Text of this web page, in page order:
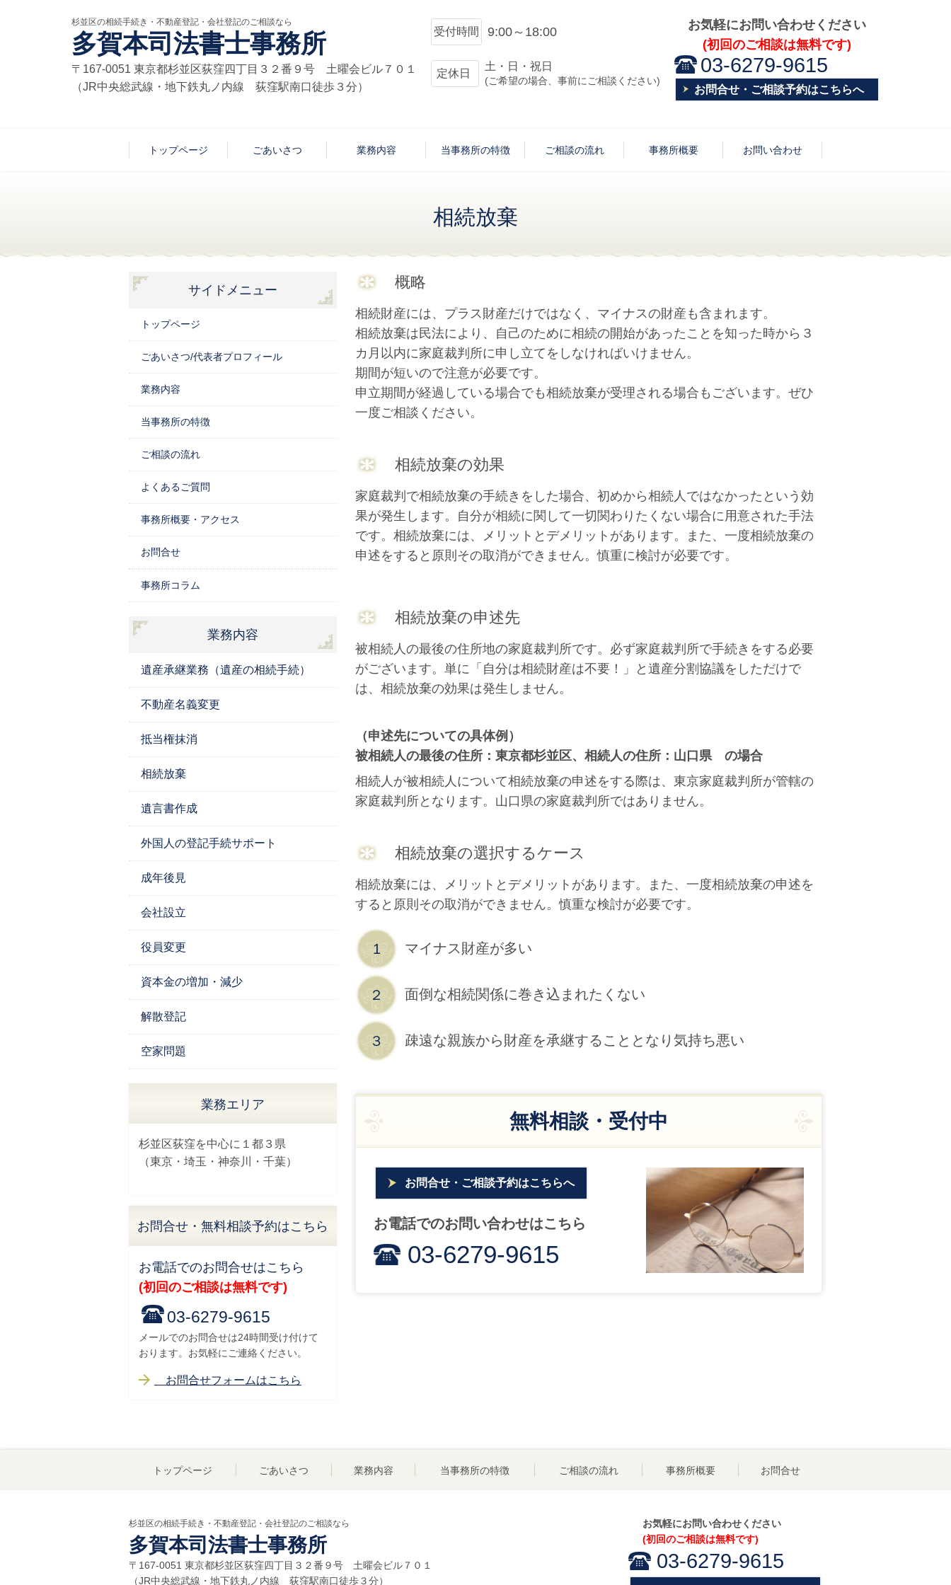
杉並区の相続手続き・不動産登記・会社登記のご相談なら
多賀本司法書士事務所
〒167-0051 東京都杉並区荻窪四丁目３２番９号 土曜会ビル７０１
（JR中央総武線・地下鉄丸ノ内線 荻窪駅南口徒歩３分）
受付時間 9:00～18:00
定休日
土・日・祝日
(ご希望の場合、事前にご相談ください)
お気軽にお問い合わせください
(初回のご相談は無料です)
03-6279-9615
お問合せ・ご相談予約はこちらへ
トップページ ごあいさつ 業務内容 当事務所の特徴 ご相談の流れ 事務所概要 お問い合わせ
相続放棄
概略
相続財産には、プラス財産だけではなく、マイナスの財産も含まれます。
相続放棄は民法により、自己のために相続の開始があったことを知った時から３
カ月以内に家庭裁判所に申し立てをしなければいけません。
期間が短いので注意が必要です。
申立期間が経過している場合でも相続放棄が受理される場合もございます。ぜひ
一度ご相談ください。
相続放棄の効果
家庭裁判で相続放棄の手続きをした場合、初めから相続人ではなかったという効
果が発生します。自分が相続に関して一切関わりたくない場合に用意された手法
です。相続放棄には、メリットとデメリットがあります。また、一度相続放棄の
申述をすると原則その取消ができません。慎重に検討が必要です。
相続放棄の申述先
被相続人の最後の住所地の家庭裁判所です。必ず家庭裁判所で手続きをする必要
がございます。単に「自分は相続財産は不要！」
と 遺産分割協議をしただけで
は、相続放棄の効果は発生しません。
（申述先についての具体例）
被相続人の最後の住所：東京都杉並区、相続人の住所：山口県 の場合
相続人が被相続人について相続放棄の申述をする際は、東京家庭裁判所が管轄の
家庭裁判所となります。山口県の家庭裁判所ではありません。
相続放棄の選択するケース
相続放棄には、メリットとデメリットがあります。また、一度相続放棄の申述を
すると原則その取消ができません。慎重な検討が必要です。
1 マイナス財産が多い
２ 面倒な相続関係に巻き込まれたくない
３ 疎遠な親族から財産を承継することとなり気持ち悪い
無料相談・受付中
お問合せ・ご相談予約はこちらへ
お電話でのお問い合わせはこちら
03-6279-9615
サイドメニュー
トップページ
ごあいさつ/代表者プロフィール
業務内容
当事務所の特徴
ご相談の流れ
よくあるご質問
事務所概要・アクセス
お問合せ
事務所コラム
業務内容
遺産承継業務（遺産の相続手続）
不動産名義変更
抵当権抹消
相続放棄
遺言書作成
外国人の登記手続サポート
成年後見
会社設立
役員変更
資本金の増加・減少
解散登記
空家問題
業務エリア
杉並区荻窪を中心に１都３県
（東京・埼玉・神奈川・千葉）
お問合せ・無料相談予約はこちら
お電話でのお問合せはこちら
(初回のご相談は無料です)
03-6279-9615
メールでのお問合せは24時間受け付けて
おります。お気軽にご連絡ください。
お問合せフォームはこちら
トップページ ごあいさつ 業務内容 当事務所の特徴 ご相談の流れ 事務所概要 お問合せ
お気軽にお問い合わせください
(初回のご相談は無料です)
03-6279-9615
杉並区の相続手続き・不動産登記・会社登記のご相談なら
多賀本司法書士事務所
〒167-0051 東京都杉並区荻窪四丁目３２番９号 土曜会ビル７０１
（JR中央総武線・地下鉄丸ノ内線 荻窪駅南口徒歩３分）